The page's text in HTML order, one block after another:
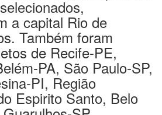
a capital Rio de
Também foram
de Recife-PE,
PA, São Paulo-SP,
PI, Região
Espirito Santo, Belo